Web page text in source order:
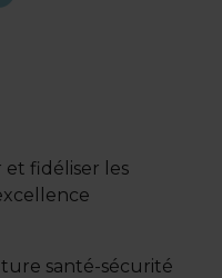
et fidéliser les
santé-sécurité